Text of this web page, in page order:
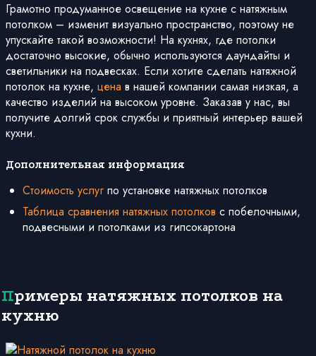
Грамотно продуманное освещение на кухне с натяжным
потолком – изменит визуально пространство, поэтому не
упускайте такой возможности! На кухнях, где потолки
достаточно высокие, обычно используются даундайты и
светильники на подвесках. Если хотите сделать натяжной
потолок на кухне, цена в нашей компании самая низкая, а
качество изделий на высоком уровне. Заказав у нас, вы
получите долгий срок службы и приятный интерьер вашей
кухни.
Дополнительная информация
Стоимость услуг по установке натяжных потолков
Таблица сравнения натяжных потолков с побелочными,
подвесными и потолками из гипсокартона
Примеры натяжных потолков на
кухню